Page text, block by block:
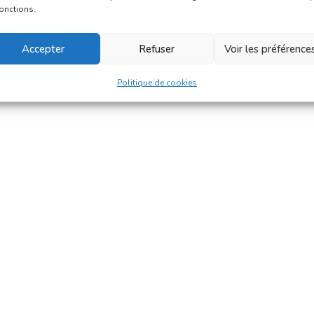
Accepter Refuser Voir les
Politique de cookies